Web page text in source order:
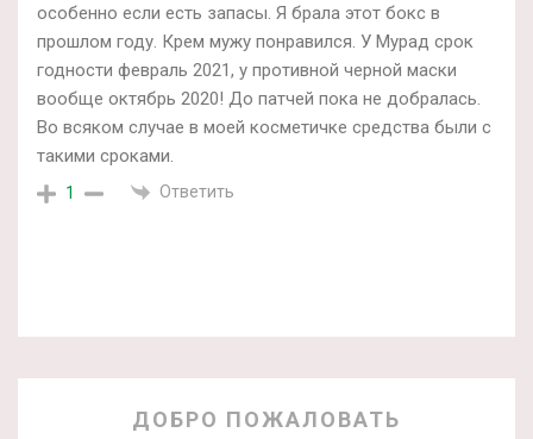
особенно если есть запасы. Я брала этот бокс в
прошлом году. Крем мужу понравился. У Мурад срок
годности февраль 2021, у противной черной маски
вообще октябрь 2020! До патчей пока не добралась.
Во всяком случае в моей косметичке средства были с
такими сроками.
1 Ответить
ДОБРО ПОЖАЛОВАТЬ